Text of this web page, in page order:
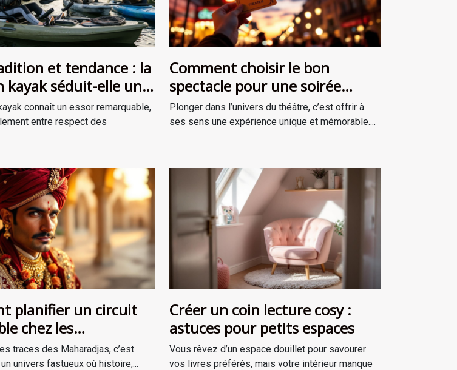
et tendance : la
kayak séduit-elle une
?
connaît un essor remarquable,
entre respect des
Comment choisir le bon
spectacle pour une soirée
théâtrale inoubliable ?
Plonger dans l’univers du théâtre, c’est offrir à
ses sens une expérience unique et mémorable....
planifier un circuit
chez les
?
traces des Maharadjas, c’est
univers fastueux où histoire,...
Créer un coin lecture cosy :
astuces pour petits espaces
Vous rêvez d’un espace douillet pour savourer
vos livres préférés, mais votre intérieur manque